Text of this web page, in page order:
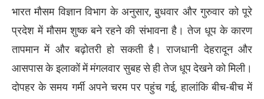
भारत मौसम विज्ञान विभाग के अनुसार, बुधवार और गुरुवार को पूरे
प्रदेश में मौसम शुष्क बने रहने की संभावना है। तेज धूप के कारण
तापमान में और बढ़ोतरी हो सकती है। राजधानी देहरादून और
आसपास के इलाकों में मंगलवार सुबह से ही तेज धूप देखने को मिली।
दोपहर के समय गर्मी अपने चरम पर पहुंच गई, हालांकि बीच-बीच में